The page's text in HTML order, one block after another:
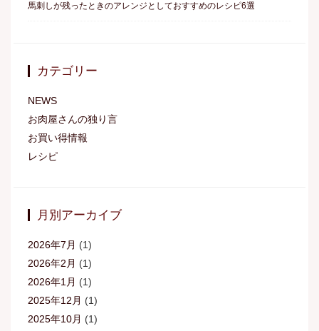
馬刺しが残ったときのアレンジとしておすすめのレシピ6選
カテゴリー
NEWS
お肉屋さんの独り言
お買い得情報
レシピ
月別アーカイブ
2026年7月 (1)
2026年2月 (1)
2026年1月 (1)
2025年12月 (1)
2025年10月 (1)